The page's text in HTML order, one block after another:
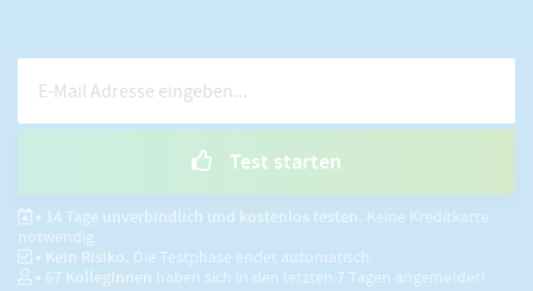
Test starten
• 14 Tage unverbindlich und kostenlos testen. Keine Kreditkarte
notwendig.
• Kein Risiko. Die Testphase endet automatisch.
• 67 KollegInnen haben sich in den letzten 7 Tagen angemeldet!